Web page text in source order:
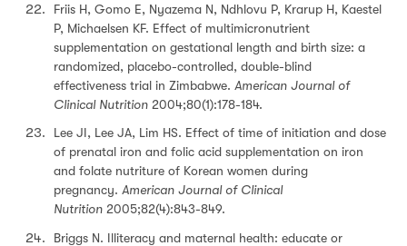
Friis H, Gomo E, Nyazema N, Ndhlovu P, Krarup H, Kaestel
P, Michaelsen KF. Effect of multimicronutrient
supplementation on gestational length and birth size: a
randomized, placebo-controlled, double-blind
effectiveness trial in Zimbabwe. American Journal of
Clinical Nutrition 2004;80(1):178-184.
Lee JI, Lee JA, Lim HS. Effect of time of initiation and dose
of prenatal iron and folic acid supplementation on iron
and folate nutriture of Korean women during
pregnancy. American Journal of Clinical
Nutrition 2005;82(4):843-849.
Briggs N. Illiteracy and maternal health: educate or